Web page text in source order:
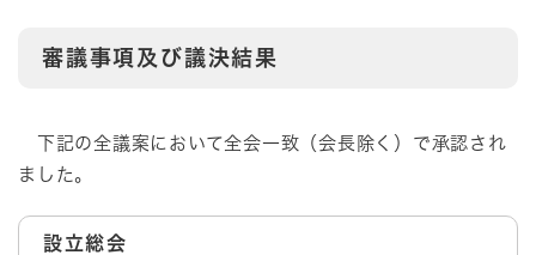
審議事項及び議決結果
下記の全議案において全会一致（会長除く）で承認され
ました。
設立総会